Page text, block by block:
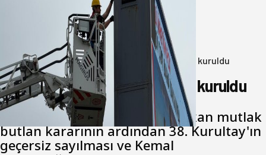
Büyükşehir Çevresel İzleme Ağını
Bandırma ile Güçlendirdi
05 Ağustos 2026
Anasayfa/Genel/ Yeni Parti Bandırma Teşkilatı kuruldu
Yeni Parti Bandırma Teşkilatı kuruldu
Cumhuriyet Halk Partisi için çıkan mutlak
butlan kararının ardından 38. Kurultay'ın
geçersiz sayılması ve Kemal